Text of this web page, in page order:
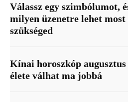
Válassz egy szimbólumot,
milyen üzenetre lehet most
szükséged
Kínai horoszkóp
élete válhat ma jobbá